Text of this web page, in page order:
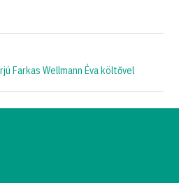
Farkas Wellmann Éva költővel